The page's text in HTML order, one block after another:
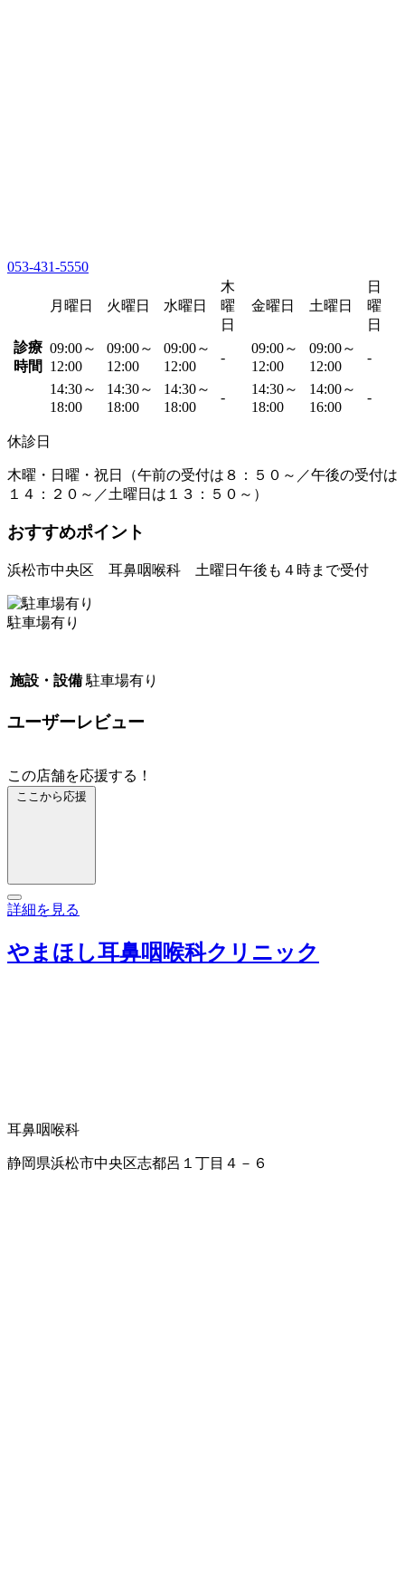
053-431-5550
月曜日 火曜日 水曜日
木
曜
日
金曜日 土曜日
日
曜
日
診療
時間
09:00～
12:00
09:00～
12:00
09:00～
12:00
-
09:00～
12:00
09:00～
12:00
-
14:30～
18:00
14:30～
18:00
14:30～
18:00
-
14:30～
18:00
14:00～
16:00
-
休診日
木曜・日曜・祝日（午前の受付は８：５０～／午後の受付は
１４：２０～／土曜日は１３：５０～）
おすすめポイント
浜松市中央区 耳鼻咽喉科 土曜日午後も４時まで受付
駐車場有り
施設・設備 駐車場有り
ユーザーレビュー
この店舗を応援する！
ここから応援
詳細を見る
やまほし耳鼻咽喉科クリニック
耳鼻咽喉科
静岡県浜松市中央区志都呂１丁目４－６